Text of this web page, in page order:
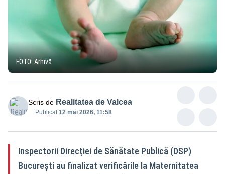
FOTO: Arhivă
Scris de Realitatea de Valcea
Publicat:12 mai 2026, 11:58
Inspectorii Direcției de Sănătate Publică (DSP)
București au finalizat verificările la Maternitatea